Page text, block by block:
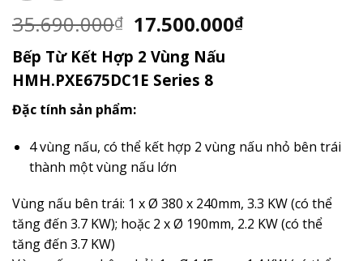
35.690.000₫ Giá
là:
35.690.000₫.
17.500.000₫Giá
Bếp Từ Kết Hợp 2 Vùng Nấu
HMH.PXE675DC1E Series 8
Đặc tính sản phẩm:
4 vùng nấu, có thể kết hợp 2 vùng nấu nhỏ bên trái
thành một vùng nấu lớn
Vùng nấu bên trái: 1 x Ø 380 x 240mm, 3.3 KW (có thể
tăng đến 3.7 KW); hoặc 2 x Ø 190mm, 2.2 KW (có thể
tăng đến 3.7 KW)